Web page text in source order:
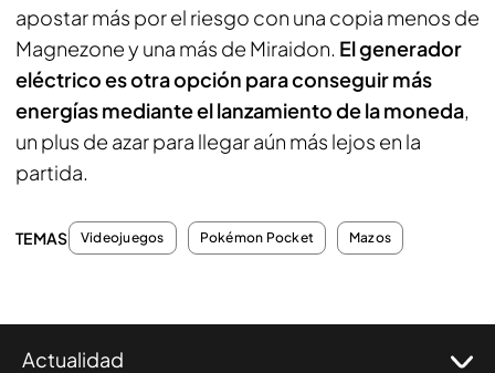
apostar más por el riesgo con una copia menos de
Magnezone y una más de Miraidon. El generador
eléctrico es otra opción para conseguir más
energías mediante el lanzamiento de la moneda,
un plus de azar para llegar aún más lejos en la
partida.
TEMAS Videojuegos Pokémon Pocket Mazos
Actualidad